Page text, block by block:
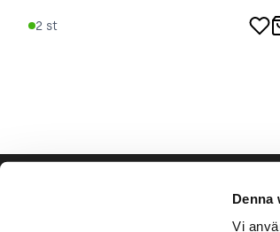
Denna
Vi
2 st
Hjälp &
Bli säljare